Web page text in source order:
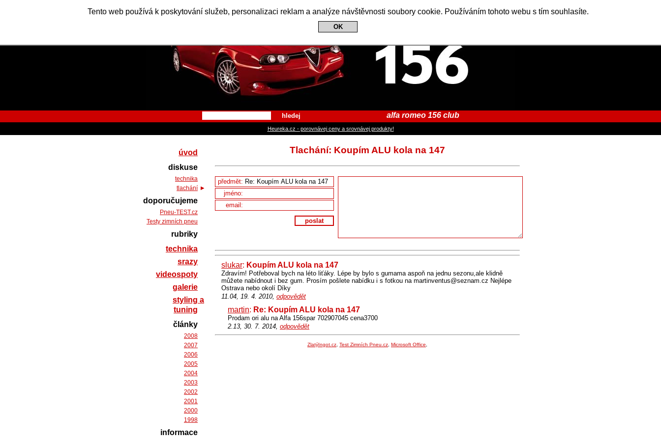
Tento web používá k poskytování služeb, personalizaci reklam a analýze návštěvnosti soubory cookie. Používáním tohoto webu s tím souhlasíte.
OK
Alfa Romeo 156 Club
hledej alfa romeo 156 club
Heureka.cz - porovnávej ceny a srovnávej produkty!
Tlachání: Koupím ALU kola na 147
předmět:
jméno:
email:
poslat
slukar: Koupím ALU kola na 147
Zdravím! Potřeboval bych na léto liťáky. Lépe by bylo s gumama aspoň na jednu sezonu,ale klidně
můžete nabídnout i bez gum. Prosím pošlete nabídku i s fotkou na martinventus@seznam.cz Nejlépe
Ostrava nebo okolí Díky
11.04, 19. 4. 2010, odpovědět
martin: Re: Koupím ALU kola na 147
Prodam ori alu na Alfa 156spar 702907045 cena3700
2.13, 30. 7. 2014, odpovědět
ZlatýIngot.cz Test Zimních Pneu.cz Microsoft Office
úvod
diskuse
technika
tlachání
doporučujeme
Pneu-TEST.cz
Testy zimních pneu
rubriky
technika
srazy
videospoty
galerie
styling a
tuning
články
2008
2007
2006
2005
2004
2003
2002
2001
2000
1998
informace